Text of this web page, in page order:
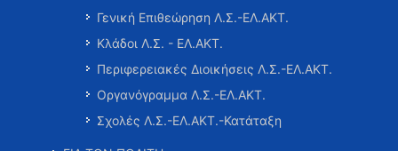
Γενική Επιθεώρηση Λ.Σ.-ΕΛ.ΑΚΤ.
Κλάδοι Λ.Σ. - ΕΛ.ΑΚΤ.
Περιφερειακές Διοικήσεις Λ.Σ.-ΕΛ.ΑΚΤ.
Οργανόγραμμα Λ.Σ.-ΕΛ.ΑΚΤ.
Σχολές Λ.Σ.-ΕΛ.ΑΚΤ.-Κατάταξη